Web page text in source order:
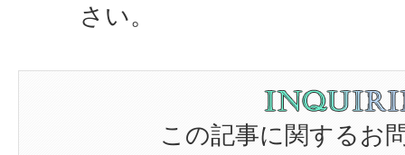
さい。
この記事に関するお